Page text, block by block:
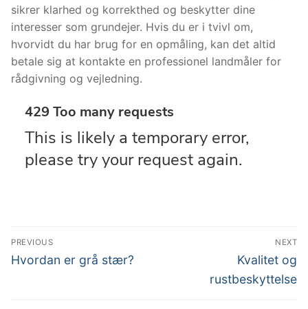
sikrer klarhed og korrekthed og beskytter dine
interesser som grundejer. Hvis du er i tvivl om,
hvorvidt du har brug for en opmåling, kan det altid
betale sig at kontakte en professionel landmåler for
rådgivning og vejledning.
Indlægsnavigation
PREVIOUS
Previous
Hvordan er grå stær?
NEXT
Next
post:
Kvalitet og
rustbeskyttelse